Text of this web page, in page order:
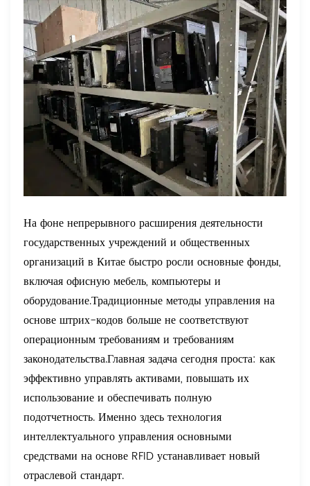
На фоне непрерывного расширения деятельности
государственных учреждений и общественных
организаций в Китае быстро росли основные фонды,
включая офисную мебель, компьютеры и
оборудование.Традиционные методы управления на
основе штрих-кодов больше не соответствуют
операционным требованиям и требованиям
законодательства.Главная задача сегодня проста: как
эффективно управлять активами, повышать их
использование и обеспечивать полную
подотчетность.Именно здесь технология
интеллектуального управления основными
средствами на основе RFID устанавливает новый
отраслевой стандарт.